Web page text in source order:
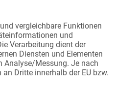
vergleichbare Funktionen
und
Verarbeitung dient der
Diensten und Elementen
Analyse/Messung. Je nach
Dritte innerhalb der EU bzw.